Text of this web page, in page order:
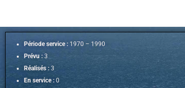
Période service : 1970 – 1990
Prévu : 3
Réalisés : 3
En service : 0